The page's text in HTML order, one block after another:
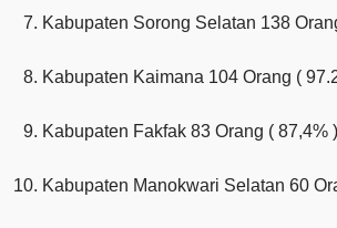
Kabupaten Sorong Selatan 138
Kabupaten Kaimana 104 Orang (
Kabupaten Fakfak 83 Orang ( 87,4% )
Kabupaten Manokwari Selatan 60